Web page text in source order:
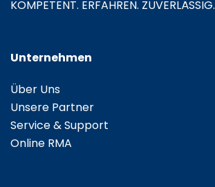
KOMPETENT. ERFAHREN. ZUVERLÄSSIG.
Unternehmen
Über Uns
Unsere Partner
Service & Support
Online RMA